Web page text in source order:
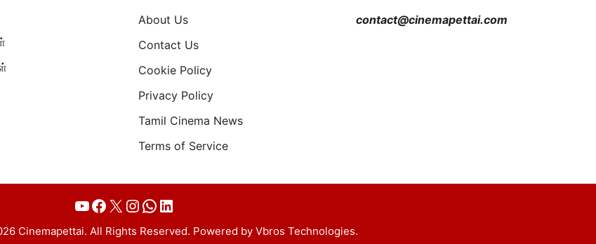
About Us
Contact Us
Cookie Policy
Privacy Policy
Tamil Cinema News
Terms of Service
contact@cinemapettai.com
YouTube
Facebook
X Instagram
WhatsApp
LinkedIn
Cinemapettai. All Rights Reserved. Powered by Vbros Technologies.